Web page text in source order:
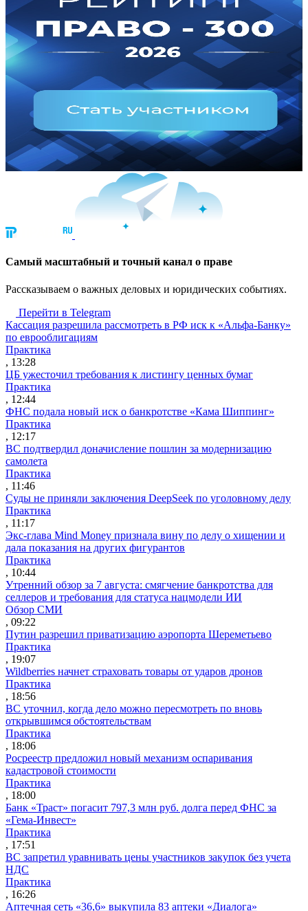
Cамый масштабный и точный канал о праве
Рассказываем о важных деловых и юридических событиях.
Перейти в Telegram
Кассация разрешила рассмотреть в РФ иск к «Альфа-Банку»
по еврооблигациям
Практика
, 13:28
ЦБ ужесточил требования к листингу ценных бумаг
Практика
, 12:44
ФНС подала новый иск о банкротстве «Кама Шиппинг»
Практика
, 12:17
ВС подтвердил доначисление пошлин за модернизацию
самолета
Практика
, 11:46
Суды не приняли заключения DeepSeek по уголовному делу
Практика
, 11:17
Экс-глава Mind Money признала вину по делу о хищении и
дала показания на других фигурантов
Практика
, 10:44
Утренний обзор за 7 августа: смягчение банкротства для
селлеров и требования для статуса нацмодели ИИ
Обзор СМИ
, 09:22
Путин разрешил приватизацию аэропорта Шереметьево
Практика
, 19:07
Wildberries начнет страховать товары от ударов дронов
Практика
, 18:56
ВС уточнил, когда дело можно пересмотреть по вновь
открывшимся обстоятельствам
Практика
, 18:06
Росреестр предложил новый механизм оспаривания
кадастровой стоимости
Практика
, 18:00
Банк «Траст» погасит 797,3 млн руб. долга перед ФНС за
«Гема-Инвест»
Практика
, 17:51
ВС запретил уравнивать цены участников закупок без учета
НДС
Практика
, 16:26
Аптечная сеть «36,6» выкупила 83 аптеки «Диалога»